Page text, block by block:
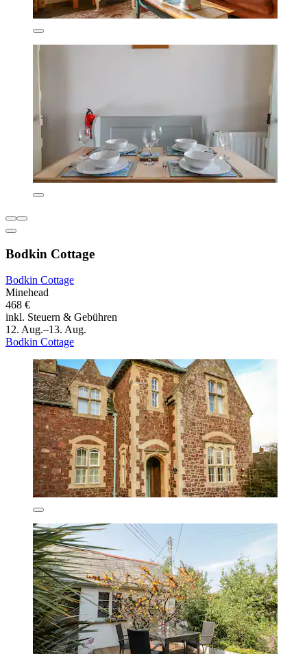
Bodkin Cottage
Bodkin Cottage
Minehead
468 €
inkl. Steuern & Gebühren
12. Aug.–13. Aug.
Bodkin Cottage